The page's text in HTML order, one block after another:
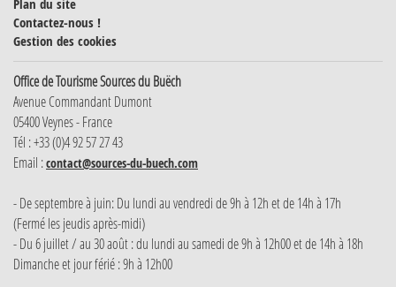
Plan du site
Contactez-nous !
Gestion des cookies
Office de Tourisme Sources du Buëch
Avenue Commandant Dumont
05400 Veynes - France
Tél : +33 (0)4 92 57 27 43
Email :contact@sources-du-buech.com
- De septembre à juin: Du lundi au vendredi de 9h à 12h et de 14h à 17h
(Fermé les jeudis après-midi)
- Du 6 juillet / au 30 août : du lundi au samedi de 9h à 12h00 et de 14h à 18h
Dimanche et jour férié : 9h à 12h00